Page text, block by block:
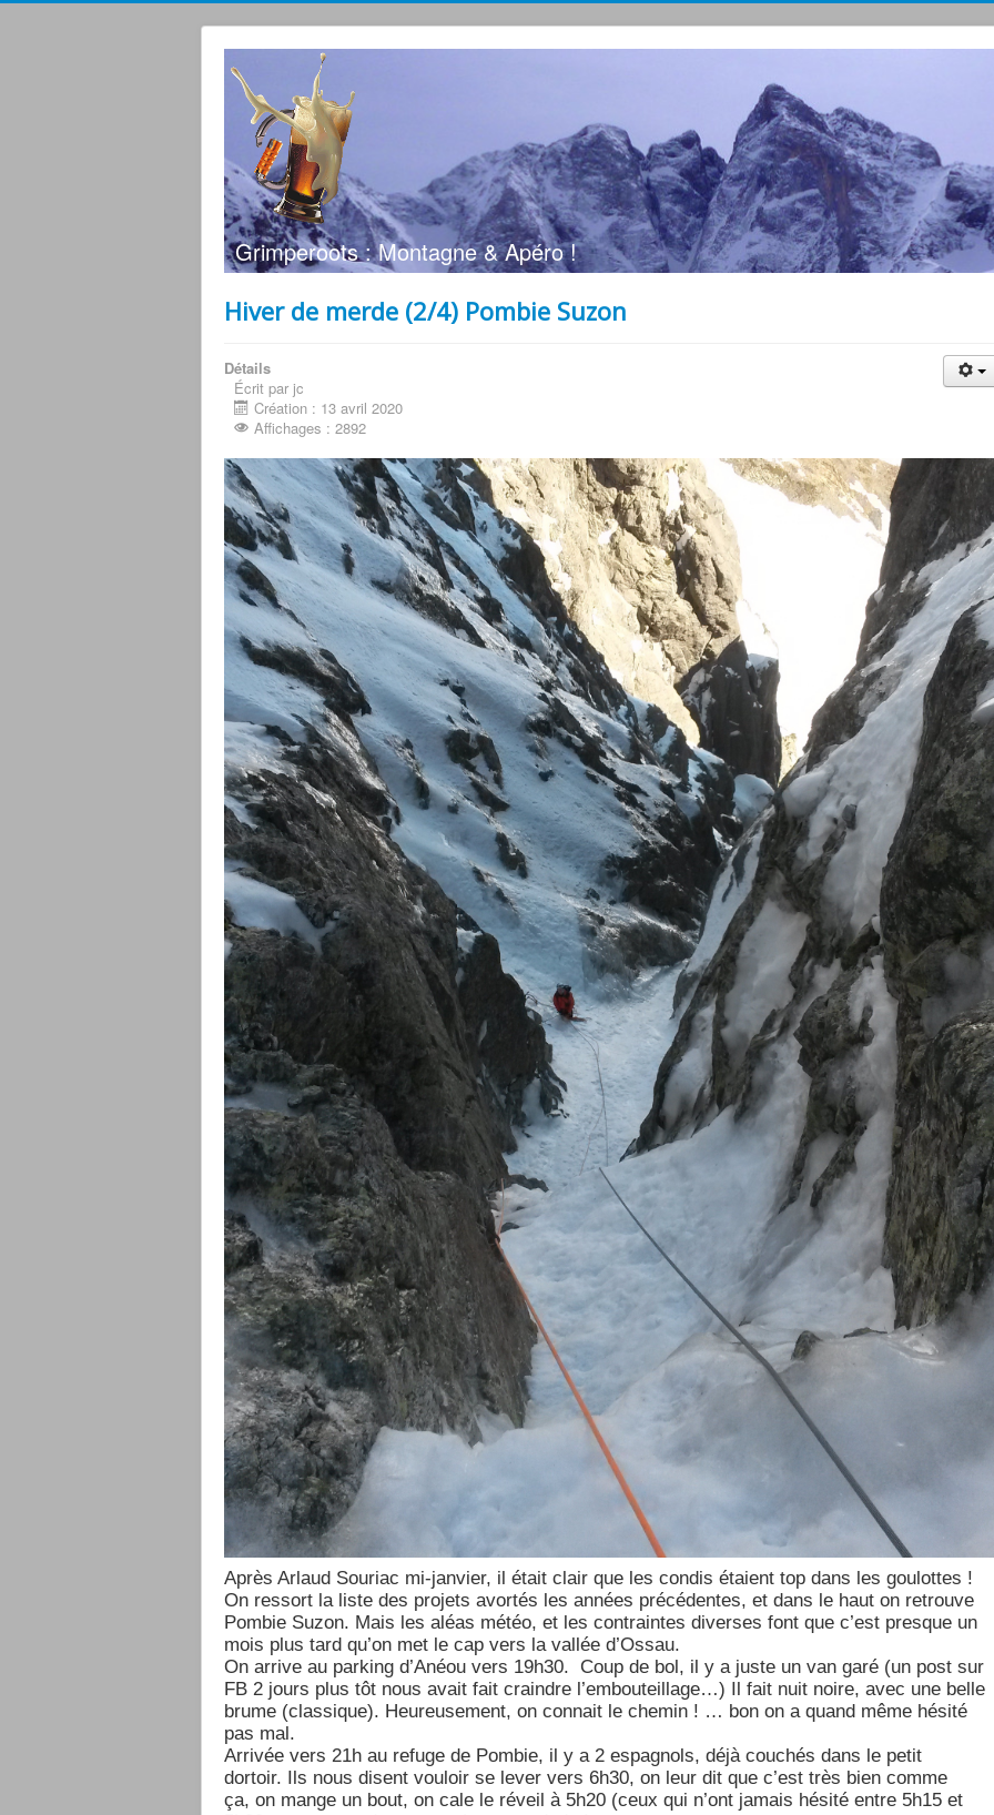
Grimperoots : Montagne & Apéro !
Hiver de merde (2/4) Pombie Suzon
Détails
Écrit par jc
Création : 13 avril 2020
Affichages : 2892
Après Arlaud Souriac mi-janvier, il était clair que les condis étaient top dans les goulottes !
On ressort la liste des projets avortés les années précédentes, et dans le haut on retrouve
Pombie Suzon. Mais les aléas météo, et les contraintes diverses font que c’est presque un
mois plus tard qu’on met le cap vers la vallée d’Ossau.
On arrive au parking d’Anéou vers 19h30. Coup de bol, il y a juste un van garé (un post sur
FB 2 jours plus tôt nous avait fait craindre l’embouteillage…) Il fait nuit noire, avec une belle
brume (classique). Heureusement, on connait le chemin ! … bon on a quand même hésité
pas mal.
Arrivée vers 21h au refuge de Pombie, il y a 2 espagnols, déjà couchés dans le petit
dortoir. Ils nous disent vouloir se lever vers 6h30, on leur dit que c’est très bien comme
ça, on mange un bout, on cale le réveil à 5h20 (ceux qui n’ont jamais hésité entre 5h15 et